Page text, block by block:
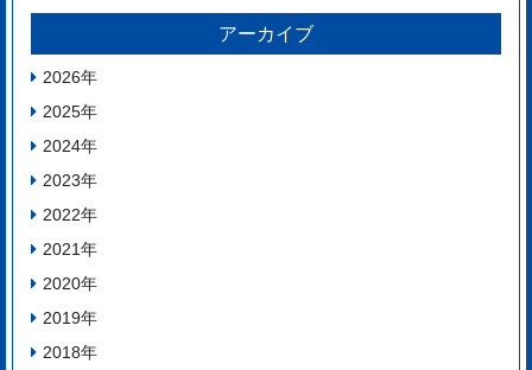
アーカイブ
2026年
2025年
2024年
2023年
2022年
2021年
2020年
2019年
2018年